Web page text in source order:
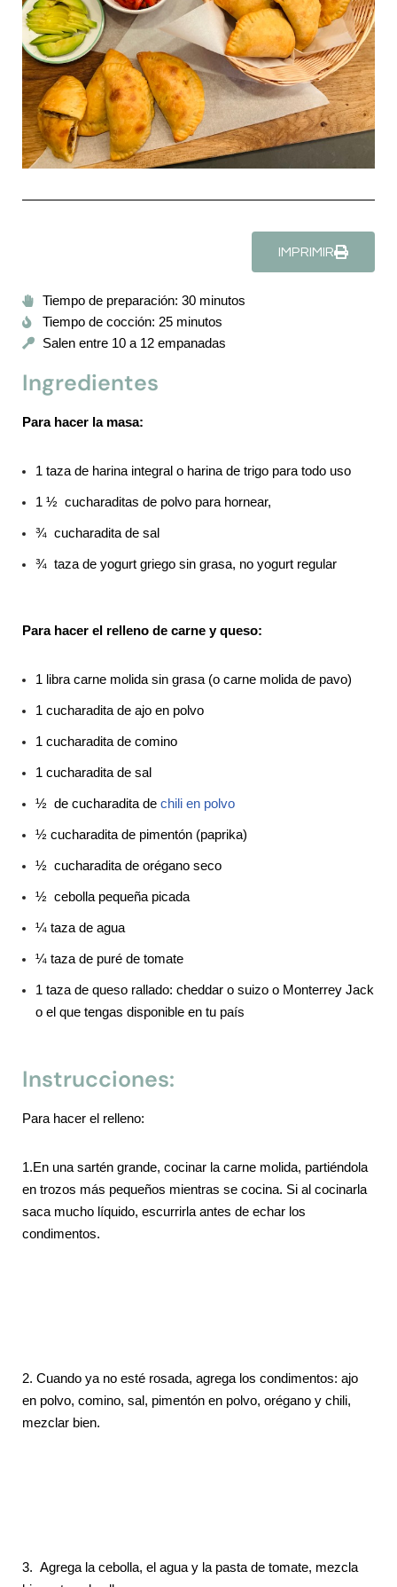
IMPRIMIR
Tiempo de preparación: 30 minutos
Tiempo de cocción: 25 minutos
Salen entre 10 a 12 empanadas
Ingredientes
Para hacer la masa:
1 taza de harina integral o harina de trigo para todo uso
1 ½ cucharaditas de polvo para hornear,
¾ cucharadita de sal
¾ taza de yogurt griego sin grasa, no yogurt regular
Para hacer el relleno de carne y queso:
1 libra carne molida sin grasa (o carne molida de pavo)
1 cucharadita de ajo en polvo
1 cucharadita de comino
1 cucharadita de sal
½ de cucharadita de chili en polvo
½ cucharadita de pimentón (paprika)
½ cucharadita de orégano seco
½ cebolla pequeña picada
¼ taza de agua
¼ taza de puré de tomate
1 taza de queso rallado: cheddar o suizo o Monterrey Jack
o el que tengas disponible en tu país
Instrucciones:
Para hacer el relleno:
1.En una sartén grande, cocinar la carne molida, partiéndola
en trozos más pequeños mientras se cocina. Si al cocinarla
saca mucho líquido, escurrirla antes de echar los
condimentos.
2. Cuando ya no esté rosada, agrega los condimentos: ajo
en polvo, comino, sal, pimentón en polvo, orégano y chili,
mezclar bien.
3. Agrega la cebolla, el agua y la pasta de tomate, mezcla